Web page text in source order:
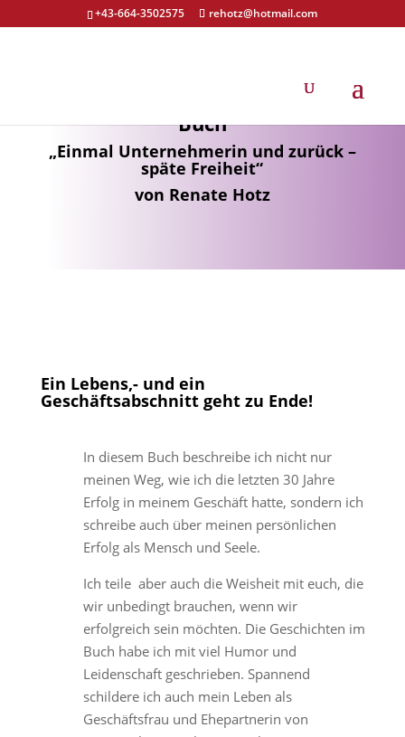
+43-664-3502575 rehotz@hotmail.com
Buch
„Einmal Unternehmerin und zurück –
späte Freiheit“
von Renate Hotz
Ein Lebens,- und ein
Geschäftsabschnitt geht zu Ende!
In diesem Buch beschreibe ich nicht nur
meinen Weg, wie ich die letzten 30 Jahre
Erfolg in meinem Geschäft hatte, sondern ich
schreibe auch über meinen persönlichen
Erfolg als Mensch und Seele.
Ich teile aber auch die Weisheit mit euch, die
wir unbedingt brauchen, wenn wir
erfolgreich sein möchten. Die Geschichten im
Buch habe ich mit viel Humor und
Leidenschaft geschrieben. Spannend
schildere ich auch mein Leben als
Geschäftsfrau und Ehepartnerin von